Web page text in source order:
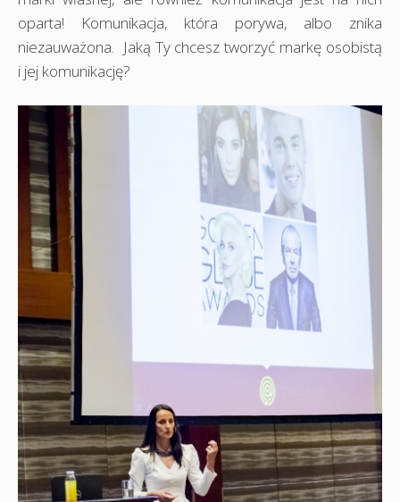
oparta! Komunikacja, która porywa, albo znika
niezauważona. Jaką Ty chcesz tworzyć markę osobistą
i jej komunikację?